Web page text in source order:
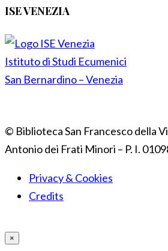
ISE VENEZIA
Istituto di Studi Ecumenici
San Bernardino – Venezia
© Biblioteca San Francesco della
Antonio dei Frati Minori – P. I.
Privacy & Cookies
Credits
×